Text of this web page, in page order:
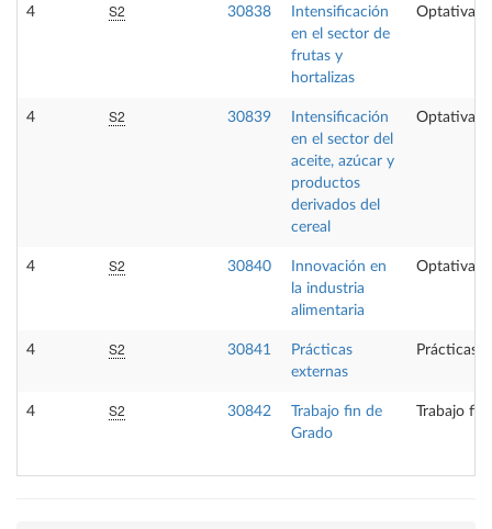
4 S2 30838
Intensificación
en el sector de
frutas y
hortalizas
Optativa
4 S2 30839
Intensificación
en el sector del
aceite, azúcar y
productos
derivados del
cereal
Optativa
4 S2 30840
Innovación en
la industria
alimentaria
Optativa
4 S2 30841
Prácticas
externas
Prácticas
4 S2 30842
Trabajo fin de
Grado
Trabajo